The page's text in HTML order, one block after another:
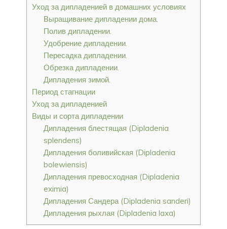
Уход за дипладенией в домашних условиях
Выращивание дипладении дома.
Полив дипладении.
Удобрение дипладении.
Пересадка дипладении.
Обрезка дипладении.
Дипладения зимой.
Период стагнации
Уход за дипладенией
Виды и сорта дипладении
Дипладения блестящая (Dipladenia
splendens)
Дипладения боливийская (Dipladenia
bolewiensis)
Дипладения превосходная (Dipladenia
eximia)
Дипладения Сандера (Dipladenia sanderi)
Дипладения рыхлая (Dipladenia laxa)